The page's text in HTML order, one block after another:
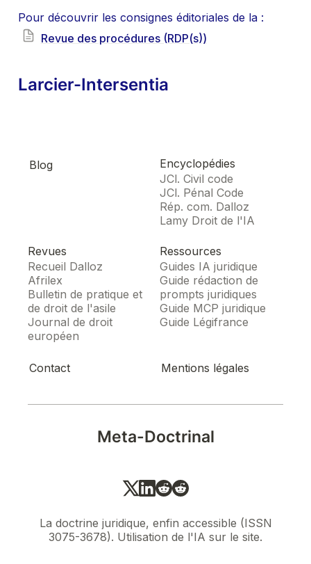
Pour découvrir les consignes éditoriales de la :
Revue des procédures (RDP(s))
Larcier-Intersentia
Meta-Doctrinal
Blog
Encyclopédies
JCl. Civil code
JCl. Pénal Code
Rép. com. Dalloz
Lamy Droit de l'IA
Revues
Recueil Dalloz
Afrilex
Bulletin de pratique et
de droit de l'asile
Journal de droit
européen
Ressources
Guides IA juridique
Guide rédaction de
prompts juridiques
Guide MCP juridique
Guide Légifrance
Contact Mentions légales
La doctrine juridique, enfin accessible (ISSN
3075-3678). Utilisation de l'IA sur le site.